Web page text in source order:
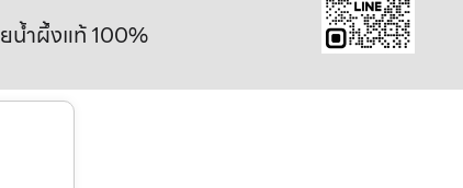
น้ำผึ้งแท้ 100%